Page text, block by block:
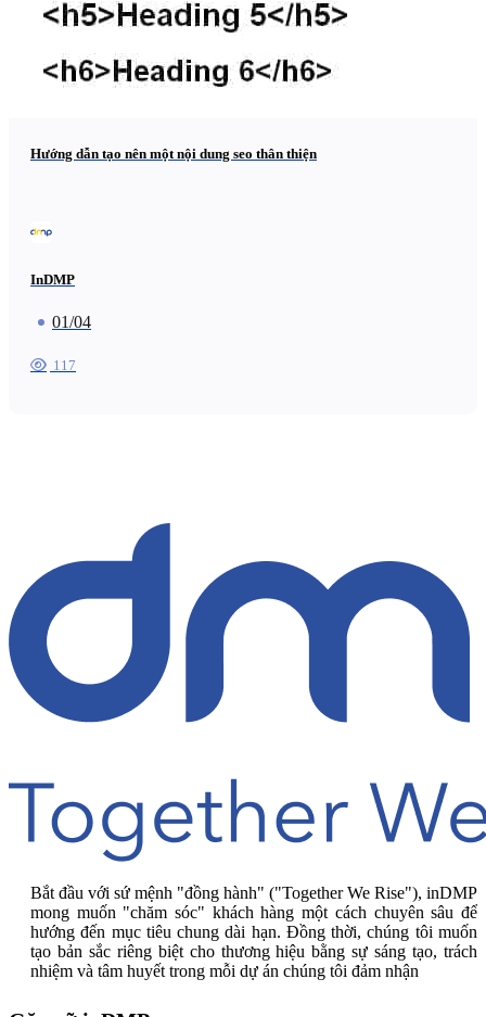
Hướng dẫn tạo nên một nội dung seo thân thiện
InDMP
01/04
117
Bắt đầu với sứ mệnh "đồng hành" ("Together We Rise"), inDMP
mong muốn "chăm sóc" khách hàng một cách chuyên sâu để
hướng đến mục tiêu chung dài hạn. Đồng thời, chúng tôi muốn
tạo bản sắc riêng biệt cho thương hiệu bằng sự sáng tạo, trách
nhiệm và tâm huyết trong mỗi dự án chúng tôi đảm nhận